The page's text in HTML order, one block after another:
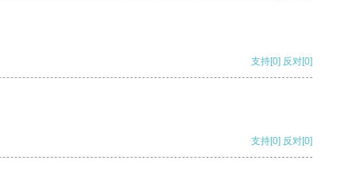
支持[0] 反对[0]
支持[0] 反对[0]